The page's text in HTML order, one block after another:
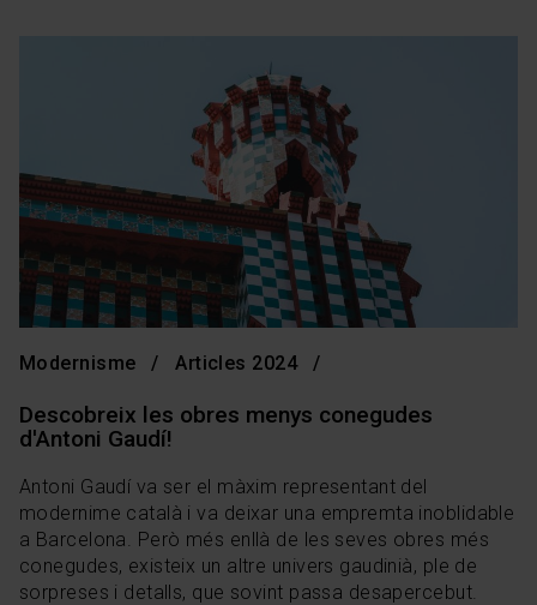
Modernisme Articles 2024
Descobreix les obres menys conegudes
d'Antoni Gaudí!
Antoni Gaudí va ser el màxim representant del
modernime català i va deixar una empremta inoblidable
a Barcelona. Però més enllà de les seves obres més
conegudes, existeix un altre univers gaudinià, ple de
sorpreses i detalls, que sovint passa desapercebut.